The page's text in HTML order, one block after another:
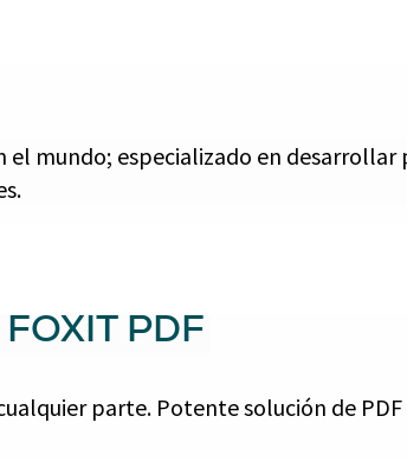
el mundo; especializado en
PDF
parte. Potente solución de